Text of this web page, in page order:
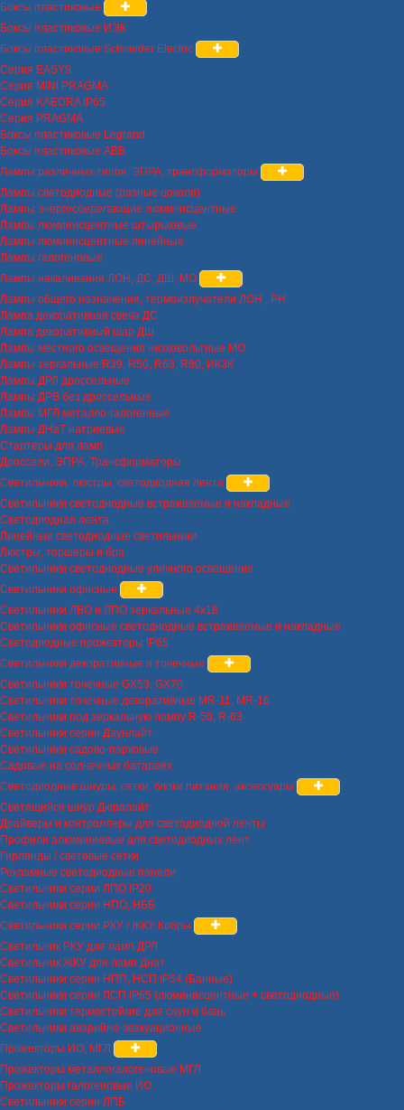
Боксы пластиковые
Боксы пластиковые ИЭК
Боксы пластиковые Schneider Electric
Серия EASY9
Серия MINI PRAGMA
Серия KAEDRA IP65
Серия PRAGMA
Боксы пластиковые Legrand
Боксы пластиковые ABB
Лампы различных типов, ЭПРА, трансформаторы
Лампы светодиодные (разные цоколи)
Лампы энергосберегающие люминисцентные
Лампы люминисцентные штырьковые
Лампы люминисцентные линейные
Лампы галогеновые
Лампы накаливания ЛОН, ДС, ДШ, МО
Лампы общего назначения, термоизлучатели ЛОН , РН
Лампа декоративная свеча ДС
Лампа декоративный шар ДШ
Лампы местного освещения низковольтные МО
Лампы зеркальные R39, R50, R63, R80, ИКЗК
Лампы ДРЛ дроссельные
Лампы ДРВ без дроссельные
Лампы МГЛ металло-галогенные
Лампы ДНаТ натриевые
Стартеры для ламп
Дроссели, ЭПРА, Трансформаторы
Светильники, люстры, светодиодная лента
Светильники светодиодные встраиваемые и накладные
Светодиодная лента
Линейные светодиодные светильники
Люстры, торшеры и бра
Светильники светодиодные уличного освещения
Светильники офисные
Светильники ЛВО и ЛПО зеркальные 4х18
Светильники офисные светодиодные встраиваемые и накладные
Светодиодные прожекторы IP65
Светильники декоративные и точечные
Светильники точечные GX53, GX70
Светильники точечные декоративные MR-11, MR-16
Светильники под зеркальную лампу R-50, R-63
Светильники серии Даунлайт
Светильники садово-парковые
Садовые на солнечных батареях
Светодиодные шнуры, сетки, блоки питания, аксессуары
Светящийся шнур Дюралайт
Драйверы и контроллеры для светодиодной ленты
Профили алюминиевые для светодиодных лент
Гирлянды / световые сетки
Рекламные светодиодные панели
Светильники серии ЛПО IP20
Светильники серии НПО, НББ
Светильники серии РКУ / ЖКУ Кобры
Светильник РКУ для ламп ДРЛ
Светильник ЖКУ для ламп Днат
Светильники серии НПП, НСП IP54 (Банные)
Светильники серии ЛСП IP65 (люминисцентные + светодиодные)
Светильники термостойкие для саун и бань
Светильники аварийно-эвакуационные
Прожекторы ИО, МГЛ
Прожекторы металлогалогеновые МГЛ
Прожекторы галогеновые ИО
Светильники серии ЛПБ